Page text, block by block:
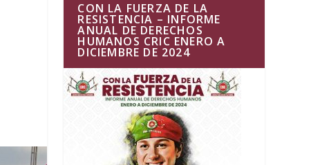
CON LA FUERZA DE LA
RESISTENCIA – INFORME
ANUAL DE DERECHOS
HUMANOS CRIC ENERO A
DICIEMBRE DE 2024